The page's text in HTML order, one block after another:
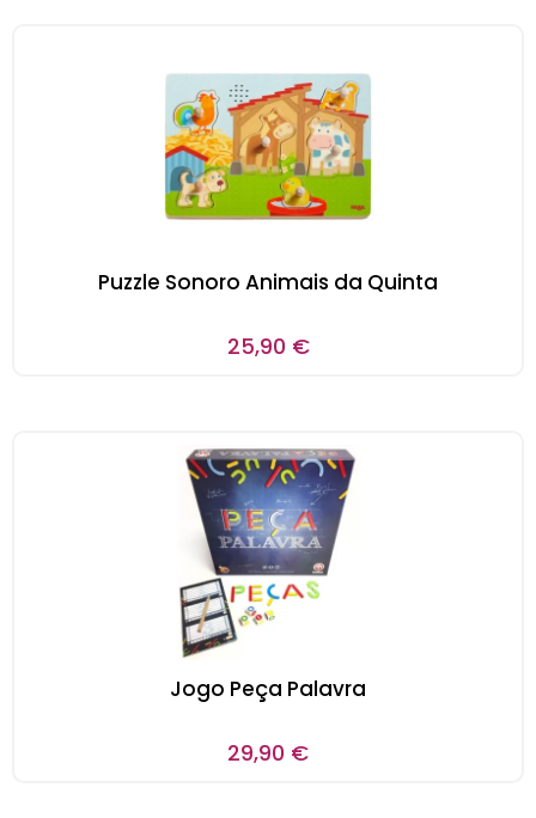
Puzzle Sonoro Animais da Quinta
25,90 €
Jogo Peça Palavra
29,90 €